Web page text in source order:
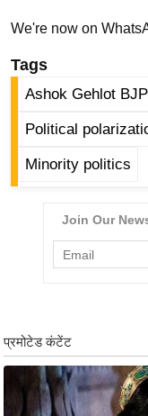
ली
वु
फि
ल्म
a
k
We're now on
Tags
Ashok Gehlot
Political
Minority politics